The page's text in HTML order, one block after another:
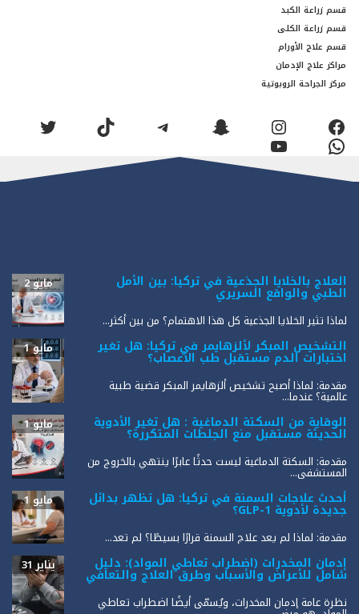
قسم زراعة الكبد
قسم زراعة الكلى
قسم علاج الأورام
مراكز علاج الإدمان
مركز الجراحة الروبوتية
فيسبوكإنستجرام
سناب شات تيليجرامتيك توك تويتر
واتسابيوتيوب
العلاج بالخلايا الجذعية في تركيا: بين الأمل
الطبي والواقع السريري
مايو 2
لماذا تثير الخلايا الجذعية كل هذا الاهتمام؟ من بين أكثر...
التشخيص المبكر لألزهايمر في تركيا: هل تغير
اختبارات الدم مستقبل طب الأعصاب؟
مايو 1
مقدمة: لماذا أصبح تشخيص ألزهايمر المبكر قضية طبية
عالمية؟ عندما...
الوقاية من السكتة الدماغية : هل تغير الأدوية
الحديثة مستقبل منع الجلطات المتكررة؟
مايو 1
مقدمة: السكتة الدماغية ليست حدثًا عابرًا ينتهي بالخروج من
المستشفى...
أحدث علاجات السمنة في تركيا: هل تظهر بدائل
جديدة لأدوية GLP-1؟
مايو 1
مقدمة: لماذا لم يعد علاج السمنة قرارًا بسيطًا؟ لم تعد...
إدمان المخدرات (اضطراب تعاطي المواد): دليل
شامل للأعراض والأسباب وطرق العلاج والتعافي
يناير 31
نظرة عامة إدمان المخدرات، ويُسمّى أيضًا اضطراب تعاطي